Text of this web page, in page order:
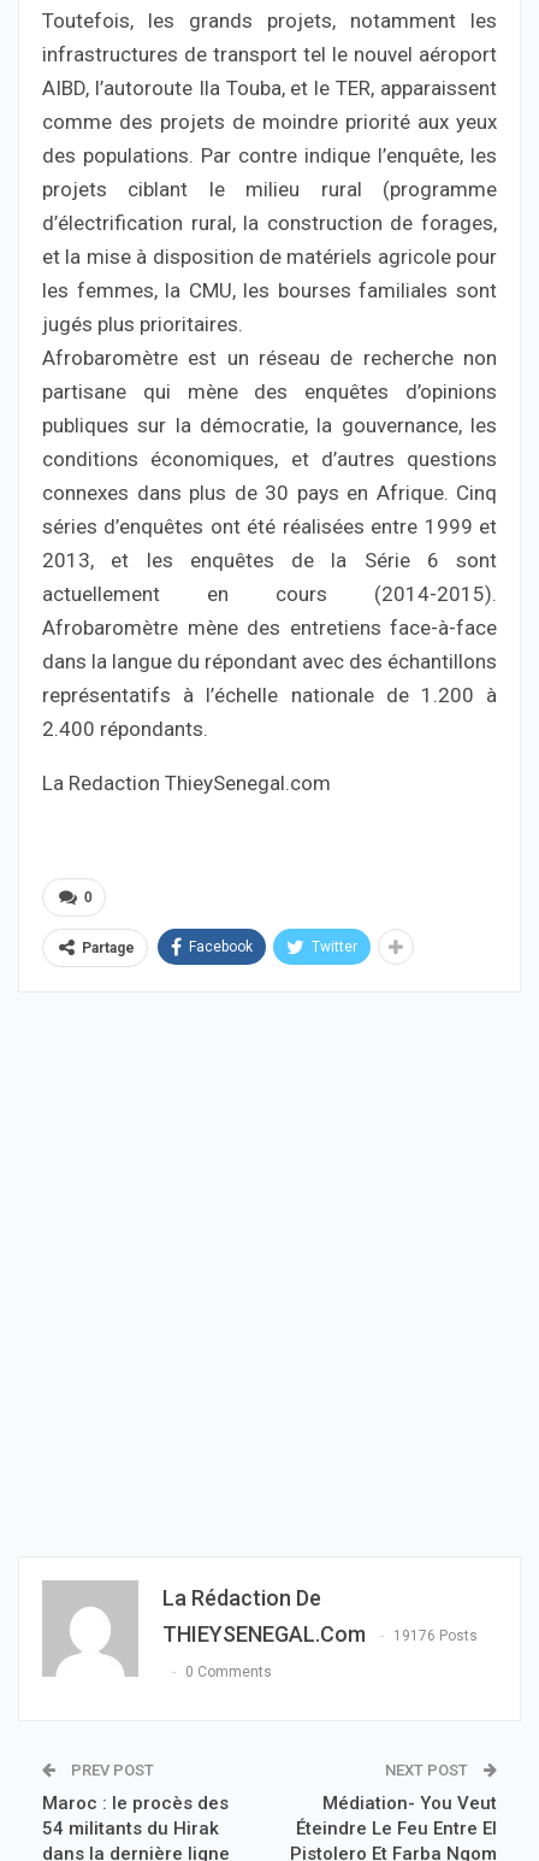
Toutefois, les grands projets, notamment les
infrastructures de transport tel le nouvel aéroport
AIBD, l’autoroute Ila Touba, et le TER, apparaissent
comme des projets de moindre priorité aux yeux
des populations. Par contre indique l’enquête, les
projets ciblant le milieu rural (programme
d’électrification rural, la construction de forages,
et la mise à disposition de matériels agricole pour
les femmes, la CMU, les bourses familiales sont
jugés plus prioritaires.
Afrobaromètre est un réseau de recherche non
partisane qui mène des enquêtes d’opinions
publiques sur la démocratie, la gouvernance, les
conditions économiques, et d’autres questions
connexes dans plus de 30 pays en Afrique. Cinq
séries d’enquêtes ont été réalisées entre 1999 et
2013, et les enquêtes de la Série 6 sont
actuellement en cours (2014-2015).
Afrobaromètre mène des entretiens face-à-face
dans la langue du répondant avec des échantillons
représentatifs à l’échelle nationale de 1.200 à
2.400 répondants.
La Redaction ThieySenegal.com
0
Partage Facebook Twitter
La Rédaction De
THIEYSENEGAL.com
19176 Posts
0 Comments
PREV POST
Maroc : le procès des
54 militants du Hirak
dans la dernière ligne
NEXT POST
Médiation- You Veut
Éteindre Le Feu Entre El
Pistolero Et Farba Ngom